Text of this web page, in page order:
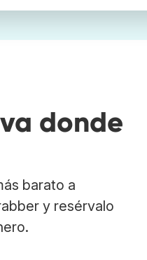
donde
barato a
y resérvalo